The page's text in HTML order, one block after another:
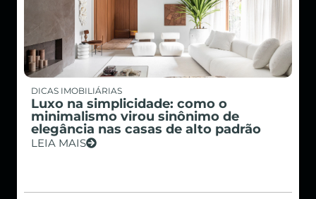
DICAS IMOBILIÁRIAS
Luxo na simplicidade: como o
minimalismo virou sinônimo de
elegância nas casas de alto padrão
LEIA MAIS